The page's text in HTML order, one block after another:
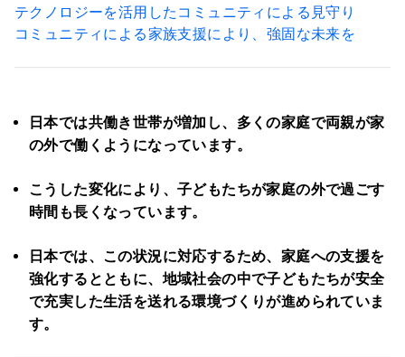
日本では共働き世帯が増加し、多くの家庭で両親が家
の外で働くようになっています。
こうした変化により、子どもたちが家庭の外で過ごす
時間も長くなっています。
日本では、この状況に対応するため、家庭への支援を
強化するとともに、地域社会の中で子どもたちが安全
で充実した生活を送れる環境づくりが進められていま
す。
テクノロジーを活用したコミュニティによる見守り
コミュニティによる家族支援により、強固な未来を